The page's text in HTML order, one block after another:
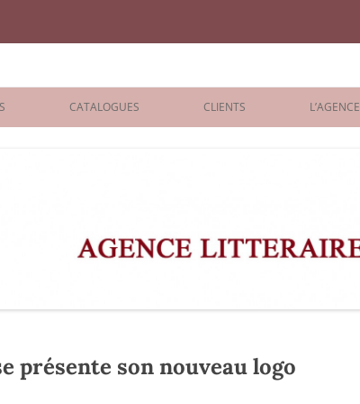
Benisti
CATALOGUES CLIENTS L’AGENCE
présente son nouveau logo